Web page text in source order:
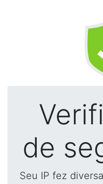
de
Seu IP fez